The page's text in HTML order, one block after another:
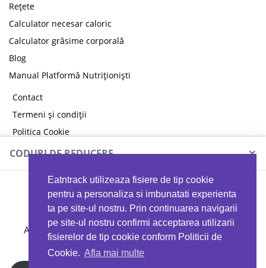
Eatntrack utilizeaza fisiere de tip cookie
pentru a personaliza si imbunatati experienta
ta pe site-ul nostru. Prin continuarea navigarii
pe site-ul nostru confirmi acceptarea utilizarii
fisierelor de tip cookie conform Politicii de
Cookie. Afla mai multe
Rețete
Calculator necesar caloric
Calculator grăsime corporală
Blog
Manual Platformă Nutriționiști
Contact
Termeni și condiții
Politica Cookie
Politica de confidențialitate
CODURI DE REDUCERE ×
MYPROTEIN
Ai 40%reducere la orice comandă folosind codul
EATTRACK